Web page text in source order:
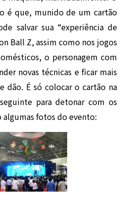
é que, munido de um cartão
salvar sua “experiência de
Ball Z, assim como nos jogos
o personagem com
novas técnicas e ficar mais
dão. É só colocar o cartão na
para detonar com os
algumas fotos do evento: